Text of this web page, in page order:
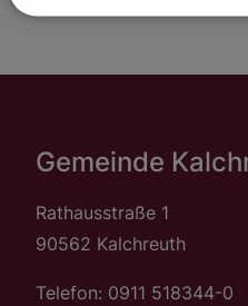
Gemeinde
Rathausstraße 1
90562 Kalchreuth
Telefon: 0911 518344-0